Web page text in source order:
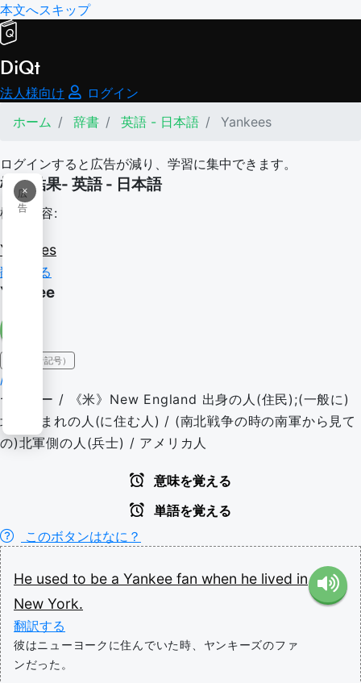
本文へスキップ
DiQt
法人様向け
ログイン
ホーム
辞書 英語 - 日本語 Yankees
ログインすると広告が減り、学習に集中できます。
×
広
告
検索結果- 英語 - 日本語
検索内容:
Yankees
翻訳する
Yankee
IPA（発音記号）
/jæŋki/
ヤンキー / 《米》New England 出身の人(住民);(一般に)
北部生まれの人(に住む人) / (南北戦争の時の南軍から見て
の)北軍側の人(兵士) / アメリカ人
意味を覚える
単語を覚える
このボタンはなに？
He used to be a Yankee fan when he lived in
New York.
翻訳する
彼はニューヨークに住んでいた時、ヤンキーズのファ
ンだった。